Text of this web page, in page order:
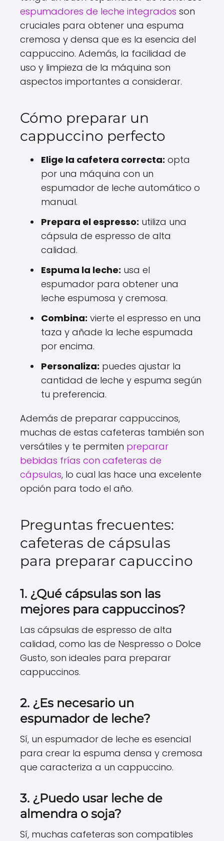
espumadores de leche integrados son
cruciales para obtener una espuma
cremosa y densa que es la esencia del
cappuccino. Además, la facilidad de
uso y limpieza de la máquina son
aspectos importantes a considerar.
Cómo preparar un
cappuccino perfecto
Elige la cafetera correcta: opta
por una máquina con un
espumador de leche automático o
manual.
Prepara el espresso: utiliza una
cápsula de espresso de alta
calidad.
Espuma la leche: usa el
espumador para obtener una
leche espumosa y cremosa.
Combina: vierte el espresso en una
taza y añade la leche espumada
por encima.
Personaliza: puedes ajustar la
cantidad de leche y espuma según
tu preferencia.
Además de preparar cappuccinos,
muchas de estas cafeteras también son
versátiles y te permiten preparar
bebidas frías con cafeteras de
cápsulas, lo cual las hace una excelente
opción para todo el año.
Preguntas frecuentes:
cafeteras de cápsulas
para preparar capuccino
1. ¿Qué cápsulas son las
mejores para cappuccinos?
Las cápsulas de espresso de alta
calidad, como las de Nespresso o Dolce
Gusto, son ideales para preparar
cappuccinos.
2. ¿Es necesario un
espumador de leche?
Sí, un espumador de leche es esencial
para crear la espuma densa y cremosa
que caracteriza a un cappuccino.
3. ¿Puedo usar leche de
almendra o soja?
Sí, muchas cafeteras son compatibles